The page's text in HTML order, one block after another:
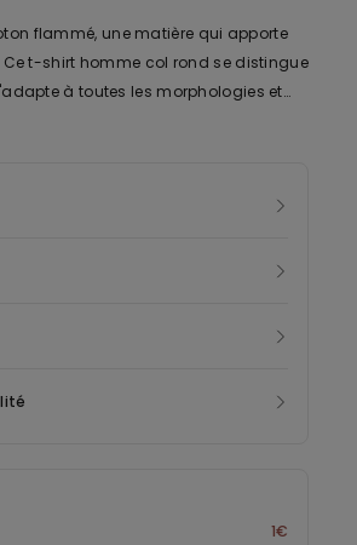
flammé, une matière qui apporte
t-shirt homme col rond se distingue
à toutes les morphologies et
Sa poche poitrine ajoute une
naturelle sur la peau tout en
de mouvement et confort optimal.
des looks casual-chic, des
1€